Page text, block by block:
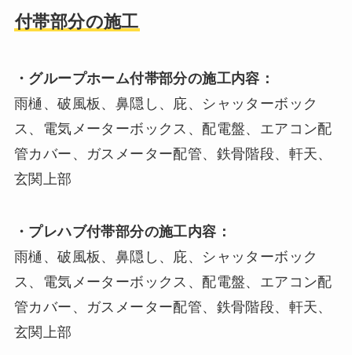
付帯部分の施工
・グループホーム付帯部分の施工内容：
雨樋、破風板、鼻隠し、庇、シャッターボック
ス、電気メーターボックス、配電盤、エアコン配
管カバー、ガスメーター配管、鉄骨階段、軒天、
玄関上部
・プレハブ付帯部分の施工内容：
雨樋、破風板、鼻隠し、庇、シャッターボック
ス、電気メーターボックス、配電盤、エアコン配
管カバー、ガスメーター配管、鉄骨階段、軒天、
玄関上部